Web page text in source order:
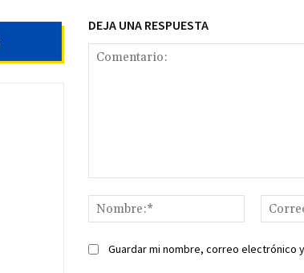
DEJA UNA RESPUESTA
Nombre:*
Guardar mi nombre, correo electrónico